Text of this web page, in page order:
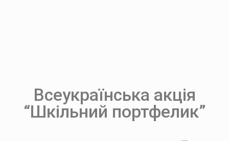
Всеукраїнська акція
“Шкільний портфелик”